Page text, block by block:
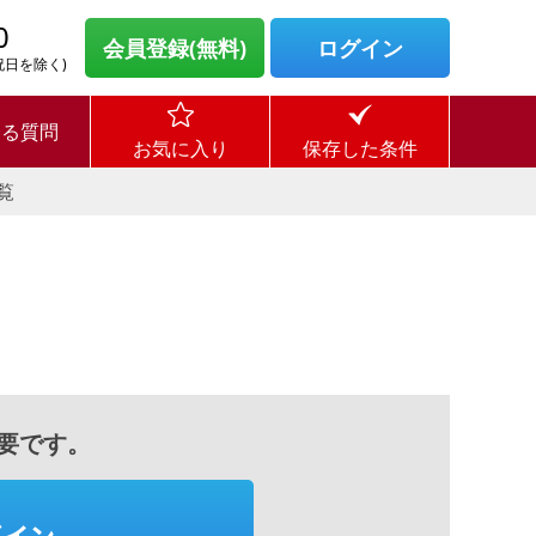
を除く)
会員登録(無料) ログイン
質問
お気に入り
保存した条件
す。